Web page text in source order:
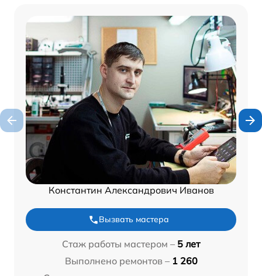
Константин Александрович Иванов
Вызвать мастера
Стаж работы мастером – 5 лет
Выполнено ремонтов – 1 260